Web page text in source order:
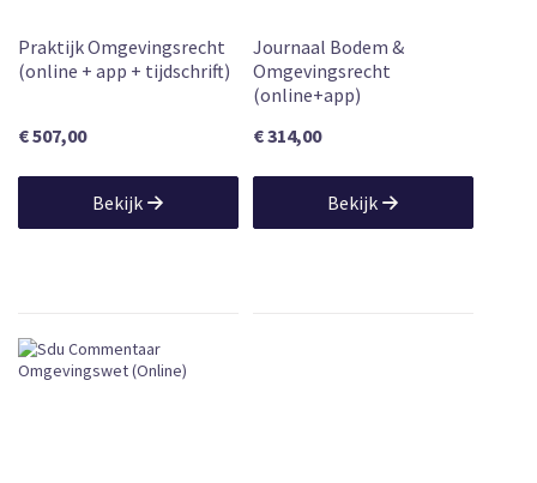
Praktijk Omgevingsrecht
(online + app + tijdschrift)
€ 507,00
Bekijk
Journaal Bodem &
Omgevingsrecht
(online+app)
€ 314,00
Bekijk